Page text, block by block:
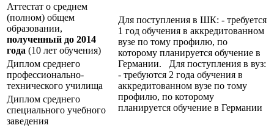
Аттестат о среднем
(полном) общем
образовании,
полученный до 2014
года (10 лет обучения)
Для поступления в ШК: - требуется
1 год обучения в аккредитованном
вузе по тому профилю, по
которому планируется обучение в
Германии. Для поступления в вуз:
- требуются 2 года обучения в
аккредитованном вузе по тому
профилю, по которому
планируется обучение в Германии
Диплом среднего
профессионально-
технического училища
Диплом среднего
специального учебного
заведения